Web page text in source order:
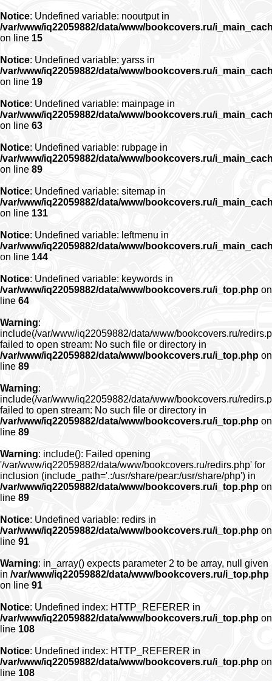
Notice: Undefined variable: nooutput in
/var/www/iq22059882/data/www/bookcovers.ru/
on line 15
Notice: Undefined variable: yarss in
/var/www/iq22059882/data/www/bookcovers.ru/
on line 19
Notice: Undefined variable: mainpage in
/var/www/iq22059882/data/www/bookcovers.ru/
on line 63
Notice: Undefined variable: rubpage in
/var/www/iq22059882/data/www/bookcovers.ru/
on line 89
Notice: Undefined variable: sitemap in
/var/www/iq22059882/data/www/bookcovers.ru/
on line 131
Notice: Undefined variable: leftmenu in
/var/www/iq22059882/data/www/bookcovers.ru/
on line 144
Notice: Undefined variable: keywords in
/var/www/iq22059882/data/www/bookcovers.ru/i_top.php on
line 64
Warning:
include(/var/www/iq22059882/data/www/bookcovers.ru/
failed to open stream: No such file or directory in
/var/www/iq22059882/data/www/bookcovers.ru/i_top.php on
line 89
Warning:
include(/var/www/iq22059882/data/www/bookcovers.ru/
failed to open stream: No such file or directory in
/var/www/iq22059882/data/www/bookcovers.ru/i_top.php on
line 89
Warning: include(): Failed opening
'/var/www/iq22059882/data/www/bookcovers.ru/redirs.php' for
inclusion (include_path='.:/usr/share/pear:/usr/share/php') in
/var/www/iq22059882/data/www/bookcovers.ru/i_top.php on
line 89
Notice: Undefined variable: redirs in
/var/www/iq22059882/data/www/bookcovers.ru/i_top.php on
line 91
Warning: in_array() expects parameter 2 to be array, null given
in /var/www/iq22059882/data/www/bookcovers.ru/i_top.php
on line 91
Notice: Undefined index: HTTP_REFERER in
/var/www/iq22059882/data/www/bookcovers.ru/i_top.php on
line 108
Notice: Undefined index: HTTP_REFERER in
/var/www/iq22059882/data/www/bookcovers.ru/i_top.php on
line 108